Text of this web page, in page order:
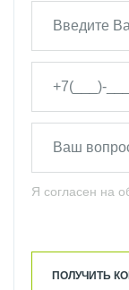
Я согласен на
ПОЛУЧИТЬ